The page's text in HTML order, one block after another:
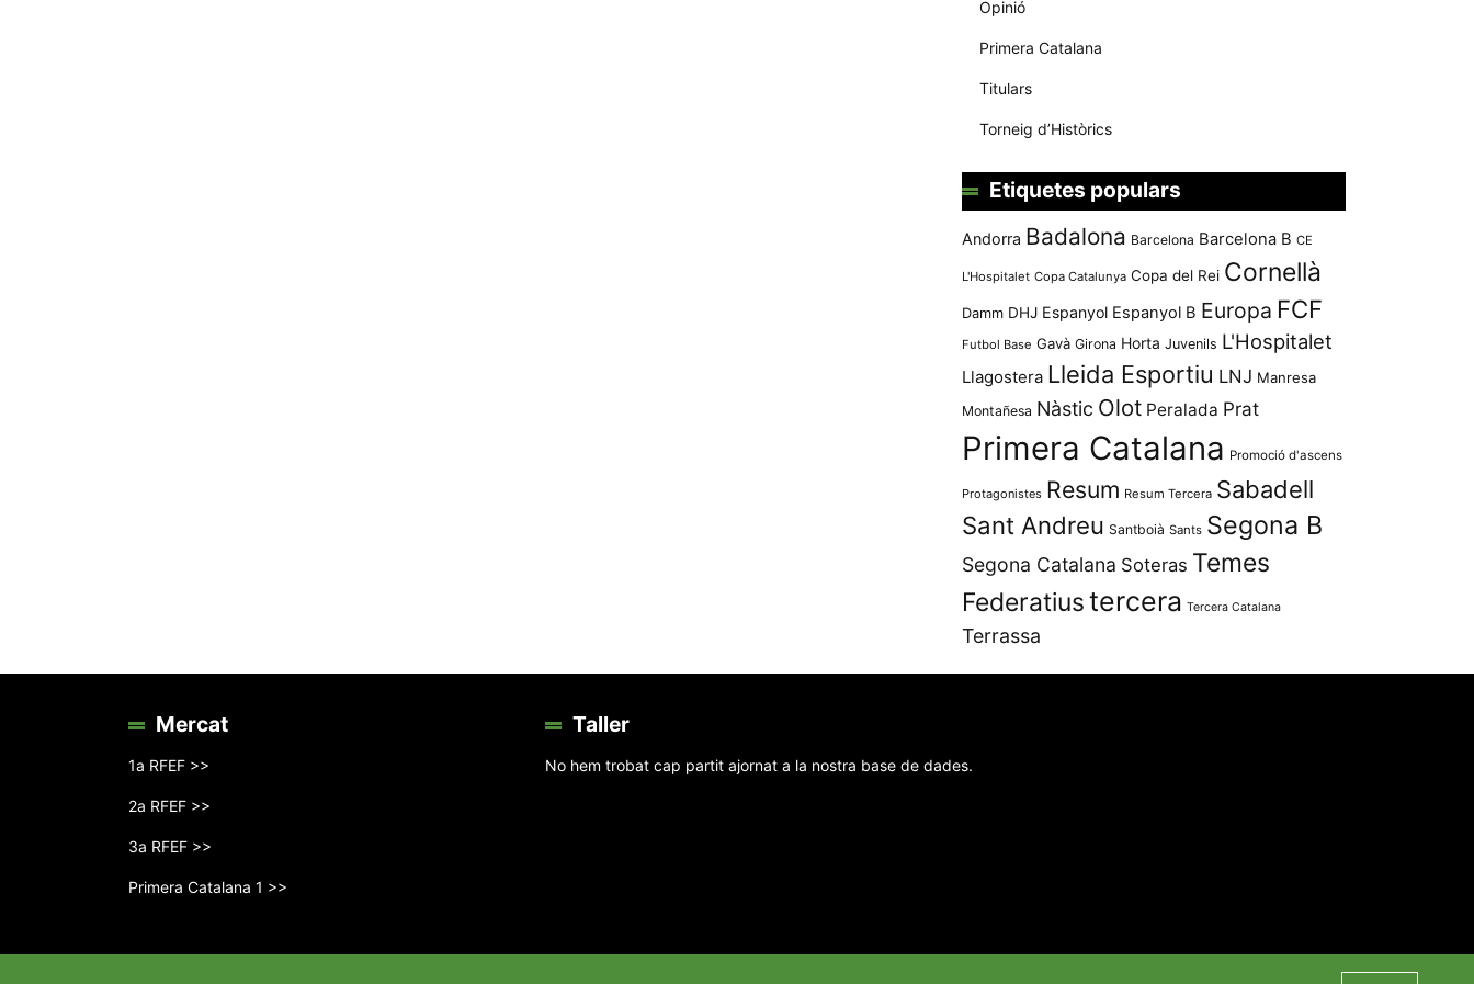
Opinió
Primera Catalana
Titulars
Torneig d’Històrics
Etiquetes populars
Andorra Badalona Barcelona Barcelona B CE
L'Hospitalet Copa Catalunya Copa del Rei Cornellà
Damm DHJ Espanyol Espanyol B Europa FCF
Futbol Base Gavà Girona Horta Juvenils L'Hospitalet
Llagostera Lleida Esportiu LNJ Manresa
Montañesa Nàstic Olot Peralada Prat
Primera Catalana Promoció d'ascens
Protagonistes Resum Resum Tercera Sabadell
Sant Andreu Santboià Sants Segona B
Segona Catalana Soteras Temes
Federatiustercera Tercera Catalana
Terrassa
Mercat
1a RFEF >>
2a RFEF >>
3a RFEF >>
Primera Catalana 1 >>
Taller
No hem trobat cap partit ajornat a la nostra base de dades.